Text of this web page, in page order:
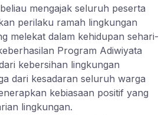
mengajak seluruh peserta
perilaku ramah lingkungan
melekat dalam kehidupan sehari-
Program Adiwiyata
kebersihan lingkungan
dari kesadaran seluruh warga
kebiasaan positif yang
lingkungan.